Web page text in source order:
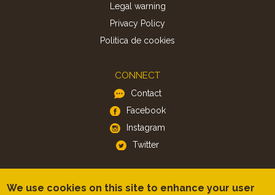
Legal warning
Privacy Policy
Politica de cookies
CONNECT
Contact
Facebook
Instagram
Twitter
We use cookies on this site to enhance your user